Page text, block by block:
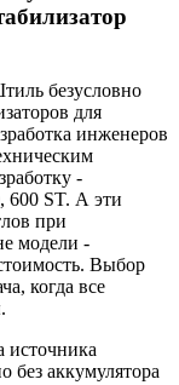
безусловно
для
инженеров
-
600 ST. А эти
при
модели -
Выбор
когда все
источника
без аккумулятора